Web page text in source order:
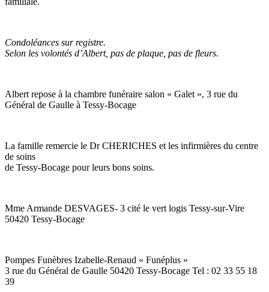
Condoléances sur registre.
Selon les volontés d’Albert, pas de plaque, pas de fleurs.
Albert repose à la chambre funéraire salon « Galet », 3 rue du
Général de Gaulle à Tessy-Bocage
La famille remercie le Dr CHERICHES et les infirmières du centre
de soins
de Tessy-Bocage pour leurs bons soins.
Mme Armande DESVAGES- 3 cité le vert logis Tessy-sur-Vire
50420 Tessy-Bocage
Pompes Funèbres Izabelle-Renaud « Funéplus »
3 rue du Général de Gaulle 50420 Tessy-Bocage Tel : 02 33 55 18
39